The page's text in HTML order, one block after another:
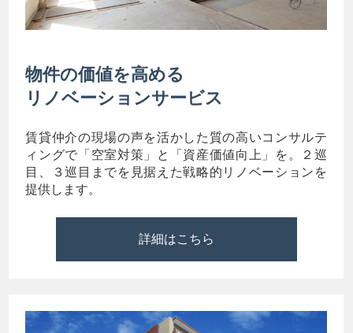
物件の価値を高める
リノベーションサービス
賃貸仲介の現場の声を活かした質の高いコンサルテ
ィングで「空室対策」と「資産価値向上」を。２巡
目、３巡目までを見据えた戦略的リノベーションを
提供します。
詳細はこちら